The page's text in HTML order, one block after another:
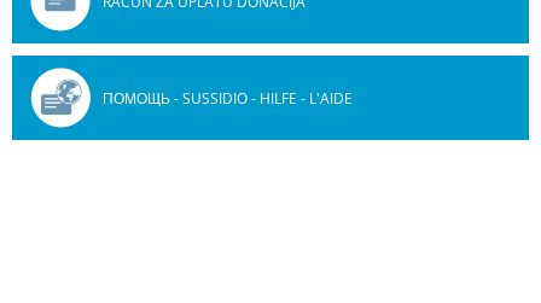
ПОМОЩЬ - SUSSIDIO - HILFE - L'AIDE